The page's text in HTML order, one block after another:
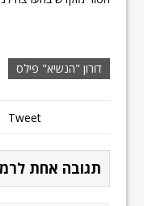
דורון "הנשיא" פילס
Tweet
תגובה אחת